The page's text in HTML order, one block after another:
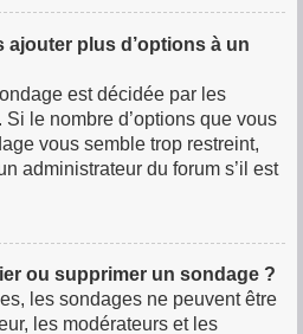
ajouter plus d’options à un
est décidée par les
le nombre d’options que vous
vous semble trop restreint,
administrateur du forum s’il est
ou supprimer un sondage ?
les sondages ne peuvent être
les modérateurs et les